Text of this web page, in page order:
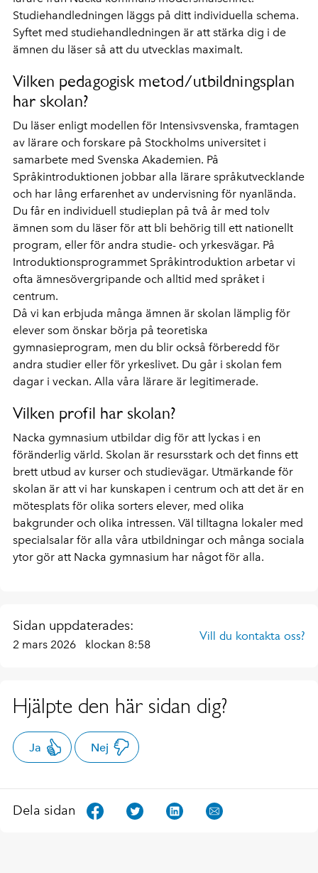
Studiehandledningen läggs på ditt individuella schema.
Syftet med studiehandledningen är att stärka dig i de
ämnen du läser så att du utvecklas maximalt.
Vilken pedagogisk metod/utbildningsplan
har skolan?
Du läser enligt modellen för Intensivsvenska, framtagen
av lärare och forskare på Stockholms universitet i
samarbete med Svenska Akademien. På
Språkintroduktionen jobbar alla lärare språkutvecklande
och har lång erfarenhet av undervisning för nyanlända.
Du får en individuell studieplan på två år med tolv
ämnen som du läser för att bli behörig till ett nationellt
program, eller för andra studie- och yrkesvägar. På
Introduktionsprogrammet Språkintroduktion arbetar vi
ofta ämnesövergripande och alltid med språket i
centrum.
Då vi kan erbjuda många ämnen är skolan lämplig för
elever som önskar börja på teoretiska
gymnasieprogram, men du blir också förberedd för
andra studier eller för yrkeslivet. Du går i skolan fem
dagar i veckan. Alla våra lärare är legitimerade.
Vilken profil har skolan?
Nacka gymnasium utbildar dig för att lyckas i en
föränderlig värld. Skolan är resursstark och det finns ett
brett utbud av kurser och studievägar. Utmärkande för
skolan är att vi har kunskapen i centrum och att det är en
mötesplats för olika sorters elever, med olika
bakgrunder och olika intressen. Väl tilltagna lokaler med
specialsalar för alla våra utbildningar och många sociala
ytor gör att Nacka gymnasium har något för alla.
Sidan uppdaterades:
2 mars 2026 klockan 8:58
Vill du kontakta oss?
Hjälpte den här sidan dig?
Ja Nej
Dela sidan